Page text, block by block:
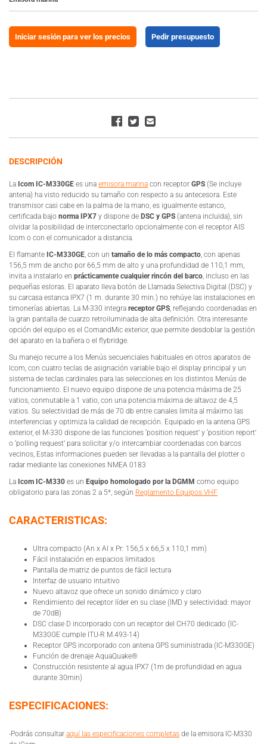
Iniciar sesión para ver los precios Pedir presupuesto
DESCRIPCIÓN
La Icom IC-M330GE es una emisora marina con receptor GPS (Se incluye
antena) ha visto reducido su tamaño con respecto a su antecesora. Este
transmisor casi cabe en la palma de la mano, es igualmente estanco,
certificada bajo norma IPX7 y dispone de DSC y GPS (antena incluida), sin
olvidar la posibilidad de interconectarlo opcionalmente con el receptor AIS
Icom o con el comunicador a distancia.
El flamante IC-M330GE, con un tamaño de lo más compacto, con apenas
156,5 mm de ancho por 66,5 mm de alto y una profundidad de 110,1 mm,
invita a instalarlo en prácticamente cualquier rincón del barco, incluso en las
pequeñas esloras. El aparato lleva botón de Llamada Selectiva Digital (DSC) y
su carcasa estanca IPX7 (1 m. durante 30 min.) no rehúye las instalaciones en
timonerías abiertas. La M-330 integra receptor GPS, reflejando coordenadas en
la gran pantalla de cuarzo retroiluminada de alta definición. Otra interesante
opción del equipo es el ComandMic exterior, que permite desdoblar la gestión
del aparato en la bañera o el flybridge.
Su manejo recurre a los Menús secuenciales habituales en otros aparatos de
Icom, con cuatro teclas de asignación variable bajo el display principal y un
sistema de teclas cardinales para las selecciones en los distintos Menús de
funcionamiento. El nuevo equipo dispone de una potencia máxima de 25
vatios, conmutable a 1 vatio, con una potencia máxima de altavoz de 4,5
vatios. Su selectividad de más de 70 db entre canales limita al máximo las
interferencias y optimiza la calidad de recepción. Equipado en la antena GPS
exterior, el M-330 dispone de las funciones ‘position request’ y ‘position report’
o ‘polling request’ para solicitar y/o intercambiar coordenadas con barcos
vecinos, Estas informaciones pueden ser llevadas a la pantalla del plotter o
radar mediante las conexiones NMEA 0183
La Icom IC-M330 es un Equipo homologado por la DGMM como equipo
obligatorio para las zonas 2 a 5*, según Reglamento Equipos VHF
CARACTERISTICAS:
Ultra compacto (An x Al x Pr: 156,5 x 66,5 x 110,1 mm)
Fácil instalación en espacios limitados
Pantalla de matriz de puntos de fácil lectura
Interfaz de usuario intuitivo
Nuevo altavoz que ofrece un sonido dinámico y claro
Rendimiento del receptor líder en su clase (IMD y selectividad: mayor
de 70dB)
DSC clase D incorporado con un receptor del CH70 dedicado (IC-
M330GE cumple ITU-R M.493-14)
Receptor GPS incorporado con antena GPS suministrada (IC-M330GE)
Función de drenaje AquaQuake®
Construcción resistente al agua IPX7 (1m de profundidad en agua
durante 30min)
ESPECIFICACIONES:
-Podrás consultar aquí las especificaciones completas de la emisora IC-M330